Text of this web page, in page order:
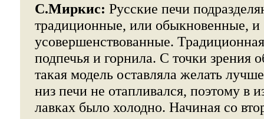
С.Миркис: Русские печи
традиционные, или обыкновенные, и
усовершенствованные.
подпечья и горнила. С точки зрения
такая модель оставляла желать
низ печи не отапливался, поэтому в
лавках было холодно. Начиная со